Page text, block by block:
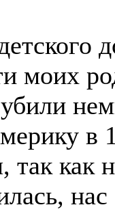
моих
в
так как